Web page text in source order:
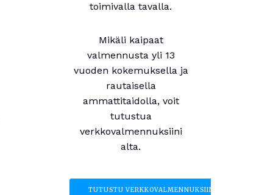
toimivalla tavalla.
Mikäli kaipaat
valmennusta yli 13
vuoden kokemuksella ja
rautaisella
ammattitaidolla, voit
tutustua
verkkovalmennuksiini
alta.
TUTUSTU VERKKOVALMENNUKSIIN